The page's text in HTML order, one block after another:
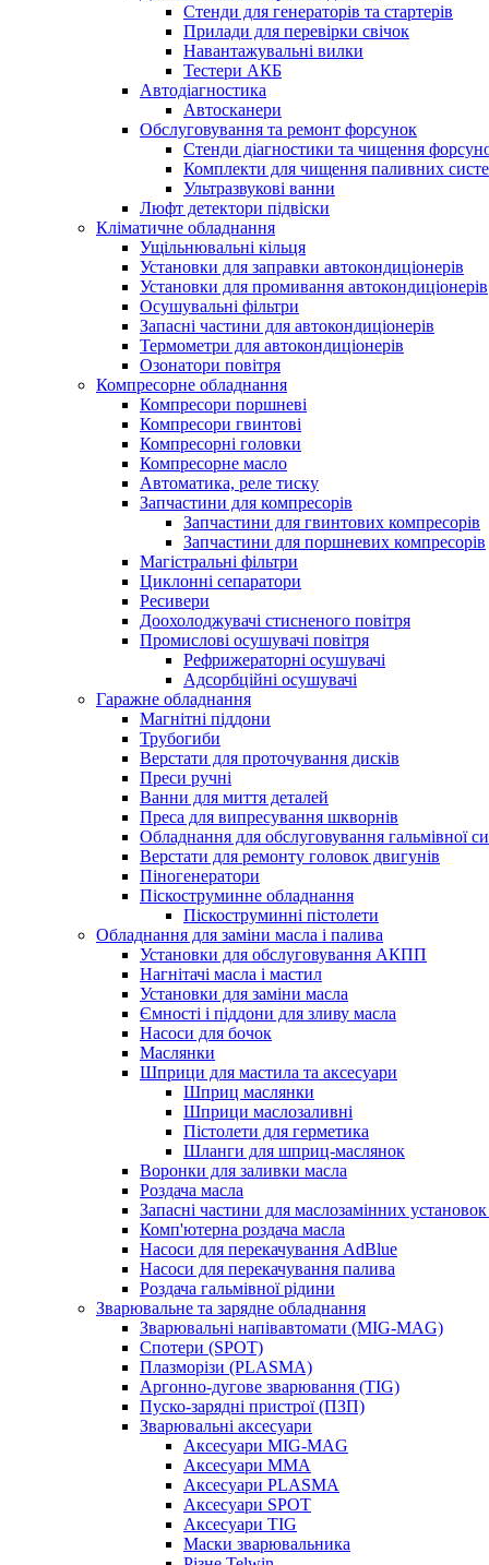
Стенди для генераторів та стартерів
Прилади для перевірки свічок
Навантажувальні вилки
Тестери АКБ
Автодіагностика
Автосканери
Обслуговування та ремонт форсунок
Стенди діагностики та чищення
Комплекти для чищення паливних
Ультразвукові ванни
Люфт детектори підвіски
Кліматичне обладнання
Ущільнювальні кільця
Установки для заправки автокондиціонерів
Установки для промивання автокондиціонерів
Осушувальні фільтри
Запасні частини для автокондиціонерів
Термометри для автокондиціонерів
Озонатори повітря
Компресорне обладнання
Компресори поршневі
Компресори гвинтові
Компресорні головки
Компресорне масло
Автоматика, реле тиску
Запчастини для компресорів
Запчастини для гвинтових компресорів
Запчастини для поршневих компресорів
Магістральні фільтри
Циклонні сепаратори
Ресивери
Доохолоджувачі стисненого повітря
Промислові осушувачі повітря
Рефрижераторні осушувачі
Адсорбційні осушувачі
Гаражне обладнання
Магнітні піддони
Трубогиби
Верстати для проточування дисків
Преси ручні
Ванни для миття деталей
Преса для випресування шкворнів
Обладнання для обслуговування гальмівної
Верстати для ремонту головок двигунів
Піногенератори
Піскоструминне обладнання
Піскоструминні пістолети
Обладнання для заміни масла і палива
Установки для обслуговування АКПП
Нагнітачі масла і мастил
Установки для заміни масла
Ємності і піддони для зливу масла
Насоси для бочок
Маслянки
Шприци для мастила та аксесуари
Шприц маслянки
Шприци маслозаливні
Пістолети для герметика
Шланги для шприц-маслянок
Воронки для заливки масла
Роздача масла
Запасні частини для маслозамінних установок
Комп'ютерна роздача масла
Насоси для перекачування AdBlue
Насоси для перекачування палива
Роздача гальмівної рідини
Зварювальне та зарядне обладнання
Зварювальні напівавтомати (MIG-MAG)
Спотери (SPOT)
Плазморізи (PLASMA)
Аргонно-дугове зварювання (TIG)
Пуско-зарядні пристрої (ПЗП)
Зварювальні аксесуари
Аксесуари MIG-MAG
Аксесуари MMA
Аксесуари PLASMA
Аксесуари SPOT
Аксесуари TIG
Маски зварювальника